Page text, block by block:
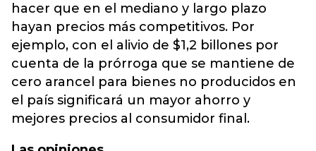
hacer que en el mediano y largo plazo
hayan precios más competitivos. Por
ejemplo, con el alivio de $1,2 billones por
cuenta de la prórroga que se mantiene de
cero arancel para bienes no producidos en
el país significará un mayor ahorro y
mejores precios al consumidor final.